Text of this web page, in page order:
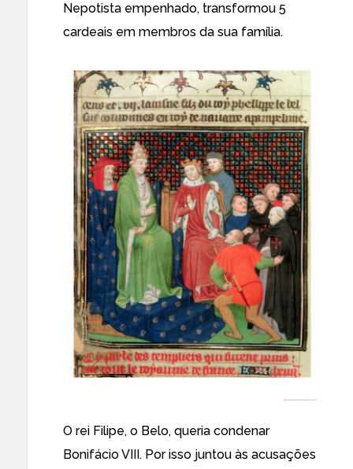
Nepotista empenhado, transformou 5
cardeais em membros da sua família.
O rei Filipe, o Belo, queria condenar
Bonifácio VIII. Por isso juntou às acusações